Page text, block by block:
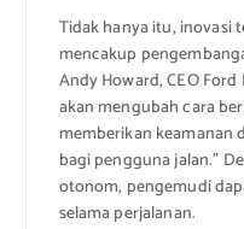
Tidak hanya itu, inovasi
mencakup
Andy Howard, CEO
akan mengubah cara
memberikan keamanan
bagi pengguna jalan.”
otonom, pengemudi
selama perjalanan.